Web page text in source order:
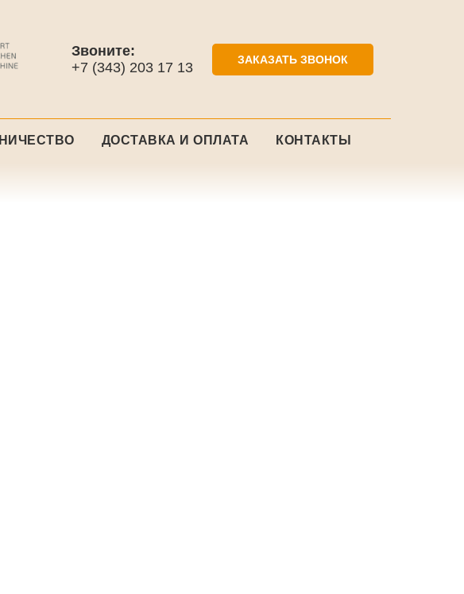
Звоните:
+7 (343) 203 17 13
ЗАКАЗАТЬ ЗВОНОК
ДОСТАВКА И ОПЛАТА КОНТАКТЫ